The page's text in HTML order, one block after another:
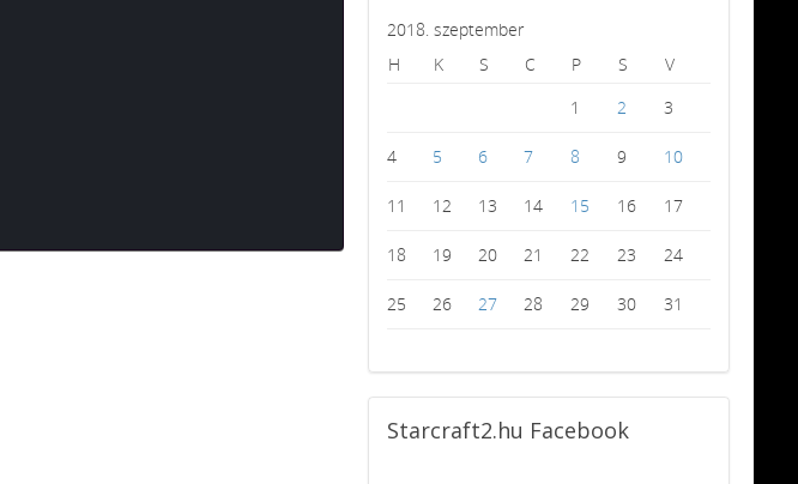
2018. szeptember
H
K S C P S
V
1
2 3
4 5 6 7 8 9 10
11 12 13 14 15 16 17
18 19 20 21 22 23 24
25 26 27 28 29 30 31
Starcraft2.hu Facebook